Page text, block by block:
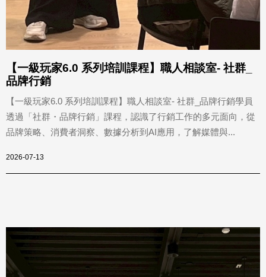
【一級玩家6.0 系列培訓課程】職人相談室- 社群_
品牌行銷
【一級玩家6.0 系列培訓課程】職人相談室- 社群_品牌行銷學員
透過「社群・品牌行銷」課程，認識了行銷工作的多元面向，從
品牌策略、消費者洞察、數據分析到AI應用，了解媒體與...
2026-07-13